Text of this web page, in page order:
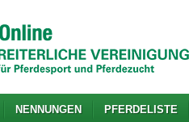
NENNUNGEN PFERDELISTE